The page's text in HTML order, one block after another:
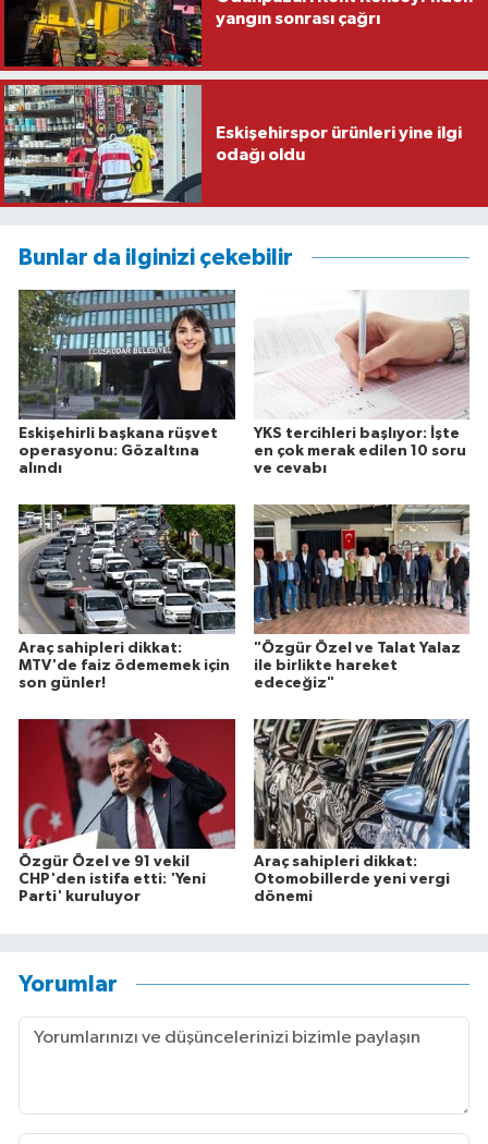
yangın sonrası çağrı
Eskişehirspor ürünleri yine ilgi
odağı oldu
Bunlar da ilginizi çekebilir
Eskişehirli başkana rüşvet
operasyonu: Gözaltına
alındı
YKS tercihleri başlıyor: İşte
en çok merak edilen 10 soru
ve cevabı
Araç sahipleri dikkat:
MTV'de faiz ödememek için
son günler!
"Özgür Özel ve Talat Yalaz
ile birlikte hareket
edeceğiz"
Özgür Özel ve 91 vekil
CHP'den istifa etti: 'Yeni
Parti' kuruluyor
Araç sahipleri dikkat:
Otomobillerde yeni vergi
dönemi
Yorumlar